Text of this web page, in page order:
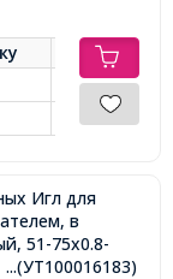
в
51-75x0.8-
...(УТ100016183)